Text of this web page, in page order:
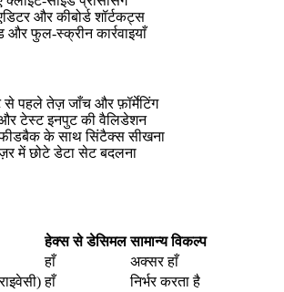
और कीबोर्ड शॉर्टकट्स
और फुल‑स्क्रीन कार्रवाइयाँ
से पहले तेज़ जाँच और फ़ॉर्मेटिंग
टेस्ट इनपुट की वैलिडेशन
फीडबैक के साथ सिंटैक्स सीखना
में छोटे डेटा सेट बदलना
हेक्स से डेसिमल सामान्य विकल्प
हाँ
अक्सर हाँ
हाँ
निर्भर करता है